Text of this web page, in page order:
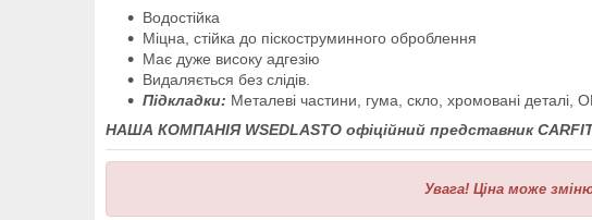
Водостійка
Міцна, стійка до піскоструминного оброблення
Має дуже високу адгезію
Видаляється без слідів.
Підкладки: Металеві частини, гума, скло, хромовані деталі,
НАША КОМПАНІЯ WSEDLASTO офіційний представник
Увага! Ціна може